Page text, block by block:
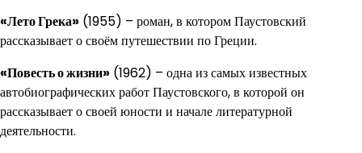
«Лето Грека» (1955) – роман, в котором Паустовский
рассказывает о своём путешествии по Греции.
«Повесть о жизни» (1962) – одна из самых известных
автобиографических работ Паустовского, в которой он
рассказывает о своей юности и начале литературной
деятельности.